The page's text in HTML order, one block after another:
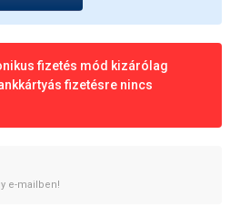
fizetés mód kizárólag
fizetésre nincs
e-mailben!